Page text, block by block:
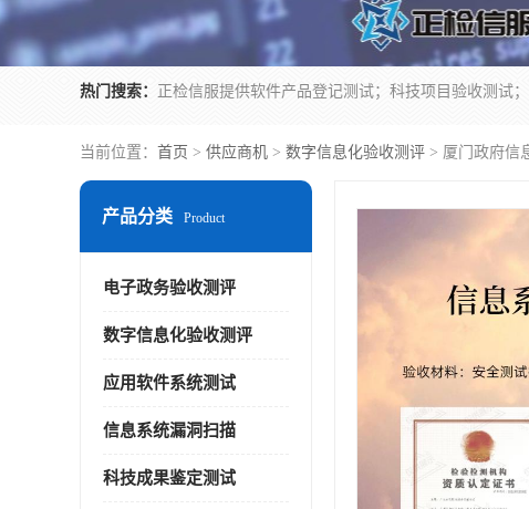
热门搜索：
当前位置： 首页 > 供应商机 > 数字信息化验收测评 > 厦门政府信
产品分类 Product
电子政务验收测评
数字信息化验收测评
应用软件系统测试
信息系统漏洞扫描
科技成果鉴定测试